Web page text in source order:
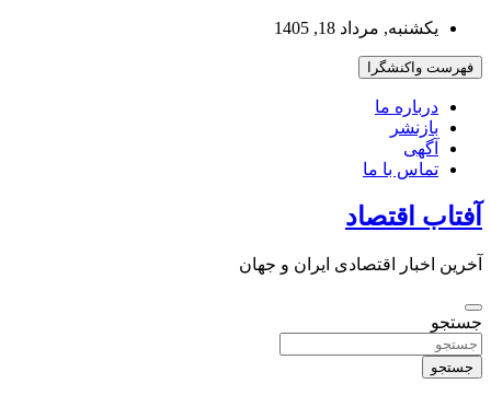
بروید
یکشنبه, مرداد 18, 1405
فهرست واکنشگرا
درباره ما
بازنشر
آگهی
تماس با ما
آفتاب اقتصاد
آخرین اخبار اقتصادی ایران و جهان
جستجو
جستجو